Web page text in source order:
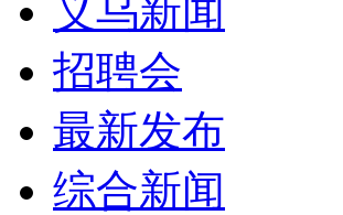
义乌新闻
招聘会
最新发布
综合新闻